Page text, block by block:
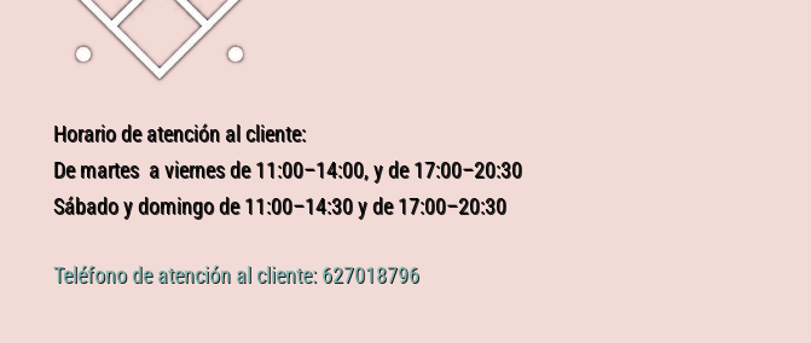
Horario de atención al cliente:
De martes a viernes de 11:00–14:00, y de 17:00–20:30
Sábado y domingo de 11:00–14:30 y de 17:00–20:30
Teléfono de atención al cliente: 627018796